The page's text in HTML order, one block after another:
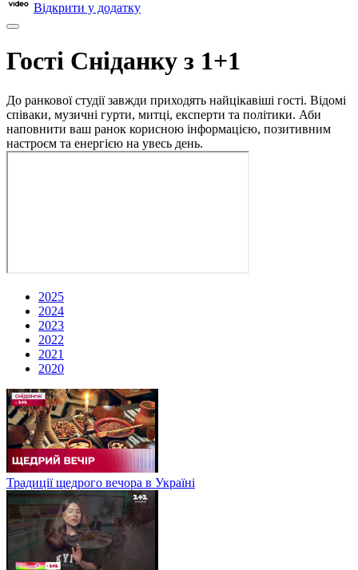
Відкрити у додатку
Гості Сніданку з 1+1
До ранкової студії завжди приходять найцікавіші гості. Відомі
співаки, музичні гурти, митці, експерти та політики. Аби
наповнити ваш ранок корисною інформацією, позитивним
настроєм та енергією на увесь день.
2025
2024
2023
2022
2021
2020
Традиції щедрого вечора в Україні